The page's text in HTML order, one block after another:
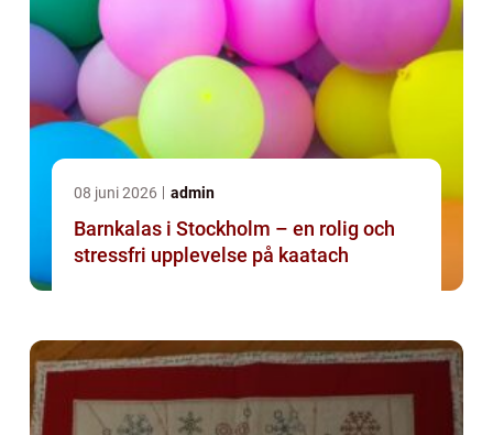
08 juni 2026 admin
Barnkalas i Stockholm – en rolig och
stressfri upplevelse på kaatach